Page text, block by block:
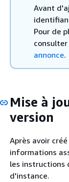
Avant
Pour de
consulter
annonce.
Mise à
version
Après avoir
informations
les instructions
d'instance.